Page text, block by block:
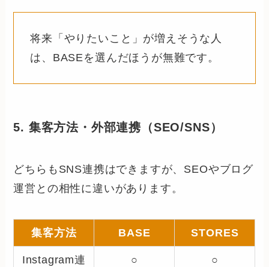
将来「やりたいこと」が増えそうな人
は、BASEを選んだほうが無難です。
5. 集客方法・外部連携（SEO/SNS）
どちらもSNS連携はできますが、SEOやブログ
運営との相性に違いがあります。
集客方法 BASE STORES
Instagram連
○ ○